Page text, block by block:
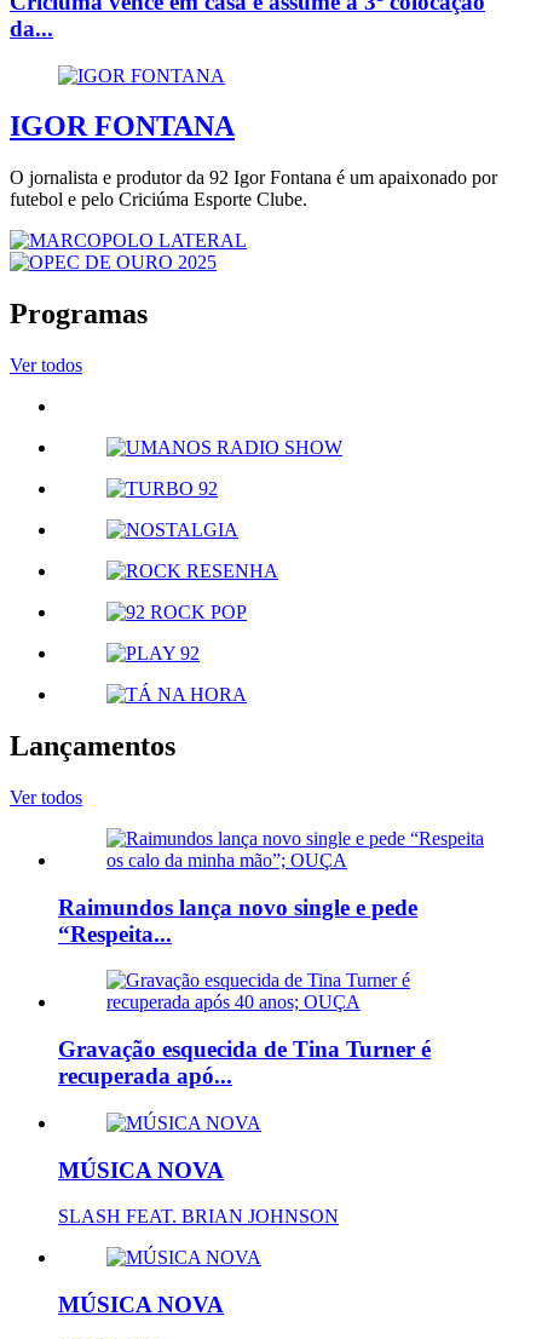
da...
IGOR FONTANA
O jornalista e produtor da 92 Igor Fontana é um apaixonado por
futebol e pelo Criciúma Esporte Clube.
Programas
Ver todos
Lançamentos
Ver todos
Raimundos lança novo single e pede
“Respeita...
Gravação esquecida de Tina Turner é
recuperada apó...
MÚSICA NOVA
SLASH FEAT. BRIAN JOHNSON
MÚSICA NOVA